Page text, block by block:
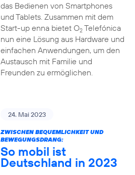
das Bedienen von Smartphones
und Tablets. Zusammen mit dem
Start-up enna bietet O2Telefónica
nun eine Lösung aus Hardware und
einfachen Anwendungen, um den
Austausch mit Familie und
Freunden zu ermöglichen.
24. Mai 2023
ZWISCHEN BEQUEMLICHKEIT UND
BEWEGUNGSDRANG:
So mobil ist
Deutschland in 2023